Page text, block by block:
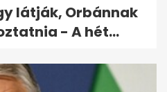
látják, Orbánnak
- A hét...